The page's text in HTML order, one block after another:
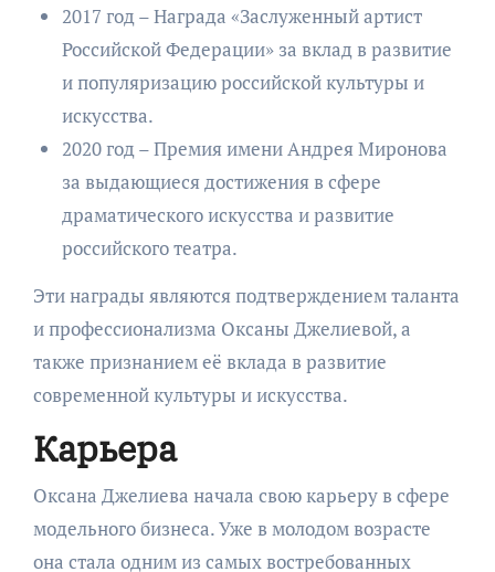
2017 год – Награда «Заслуженный артист
Российской Федерации» за вклад в развитие
и популяризацию российской культуры и
искусства.
2020 год – Премия имени Андрея Миронова
за выдающиеся достижения в сфере
драматического искусства и развитие
российского театра.
Эти награды являются подтверждением таланта
и профессионализма Оксаны Джелиевой, а
также признанием её вклада в развитие
современной культуры и искусства.
Карьера
Оксана Джелиева начала свою карьеру в сфере
модельного бизнеса. Уже в молодом возрасте
она стала одним из самых востребованных